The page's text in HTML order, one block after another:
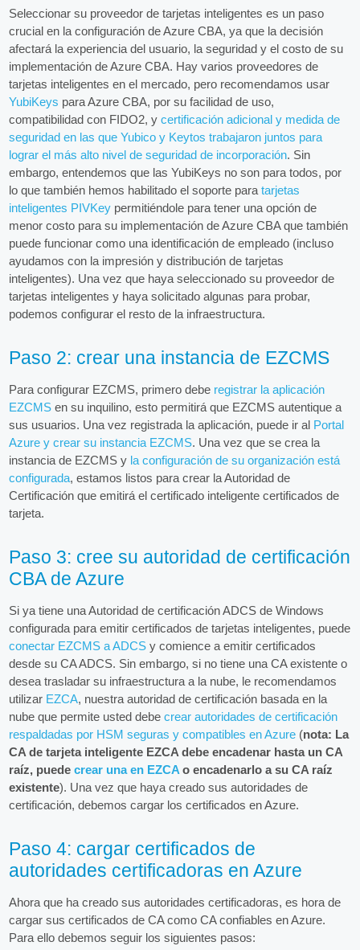
Seleccionar su proveedor de tarjetas inteligentes es un paso
crucial en la configuración de Azure CBA, ya que la decisión
afectará la experiencia del usuario, la seguridad y el costo de su
implementación de Azure CBA. Hay varios proveedores de
tarjetas inteligentes en el mercado, pero recomendamos usar
YubiKeys para Azure CBA, por su facilidad de uso,
compatibilidad con FIDO2, ycertificación adicional y medida de
seguridad en las que Yubico y Keytos trabajaron juntos para
lograr el más alto nivel de seguridad de incorporación. Sin
embargo, entendemos que las YubiKeys no son para todos, por
lo que también hemos habilitado el soporte paratarjetas
inteligentes PIVKey permitiéndole para tener una opción de
menor costo para su implementación de Azure CBA que también
puede funcionar como una identificación de empleado (incluso
ayudamos con la impresión y distribución de tarjetas
inteligentes). Una vez que haya seleccionado su proveedor de
tarjetas inteligentes y haya solicitado algunas para probar,
podemos configurar el resto de la infraestructura.
Paso 2: crear una instancia de EZCMS
Para configurar EZCMS, primero debe registrar la aplicación
EZCMS en su inquilino, esto permitirá que EZCMS autentique a
sus usuarios. Una vez registrada la aplicación, puede ir al Portal
Azure y crear su instancia EZCMS. Una vez que se crea la
instancia de EZCMS y la configuración de su organización está
configurada, estamos listos para crear la Autoridad de
Certificación que emitirá el certificado inteligente certificados de
tarjeta.
Paso 3: cree su autoridad de certificación
CBA de Azure
Si ya tiene una Autoridad de certificación ADCS de Windows
configurada para emitir certificados de tarjetas inteligentes, puede
conectar EZCMS a ADCS y comience a emitir certificados
desde su CA ADCS. Sin embargo, si no tiene una CA existente o
desea trasladar su infraestructura a la nube, le recomendamos
utilizar EZCA, nuestra autoridad de certificación basada en la
nube que permite usted debecrear autoridades de certificación
respaldadas por HSM seguras y compatibles en Azure (nota: La
CA de tarjeta inteligente EZCA debe encadenar hasta un CA
raíz, puedecrear una en EZCA o encadenarlo a su CA raíz
existente). Una vez que haya creado sus autoridades de
certificación, debemos cargar los certificados en Azure.
Paso 4: cargar certificados de
autoridades certificadoras en Azure
Ahora que ha creado sus autoridades certificadoras, es hora de
cargar sus certificados de CA como CA confiables en Azure.
Para ello debemos seguir los siguientes pasos: